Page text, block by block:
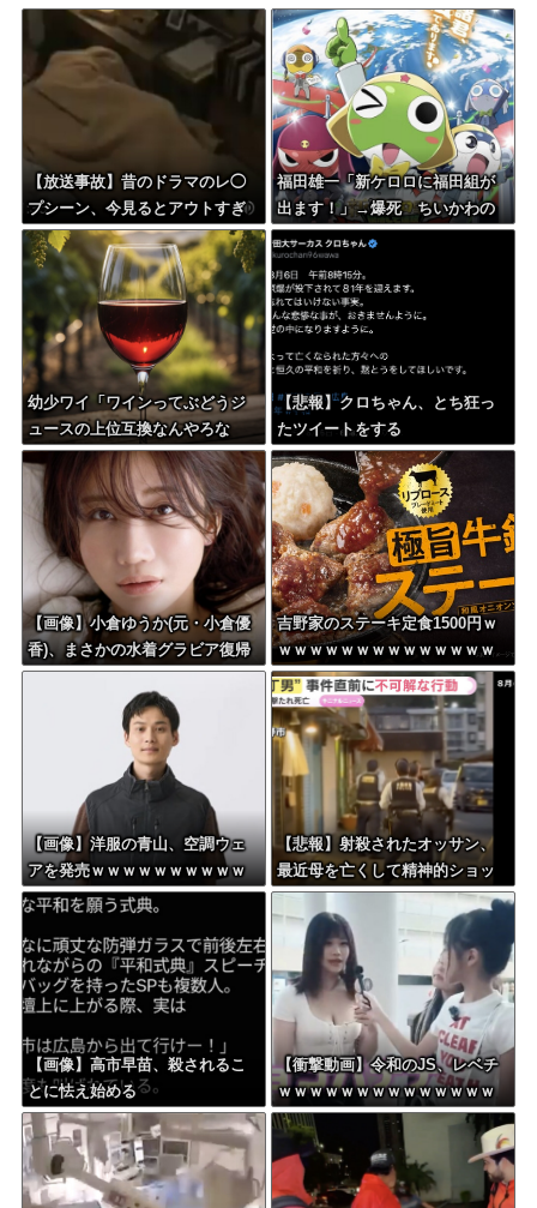
【放送事故】昔のドラマのレ◯
プシーン、今見るとアウトすぎ
る・・・
福田雄一「新ケロロに福田組が
出ます！」→爆死 ちいかわの
監督「原作に忠実に」→爆売れ
幼少ワイ「ワインってぶどうジ
ュースの上位互換なんやろな
ぁ」
【悲報】クロちゃん、とち狂っ
たツイートをする
【画像】小倉ゆうか(元・小倉優
香)、まさかの水着グラビア復帰
ｗｗｗｗｗ
吉野家のステーキ定食1500円ｗ
ｗｗｗｗｗｗｗｗｗｗｗｗｗｗ
ｗｗｗｗ
【画像】洋服の青山、空調ウェ
アを発売ｗｗｗｗｗｗｗｗｗｗ
ｗｗｗｗ
【悲報】射殺されたオッサン、
最近母を亡くして精神的ショッ
クを受けていたと判明・・・
【画像】高市早苗、殺されるこ
とに怯え始める
【衝撃動画】令和のJS、レベチ
ｗｗｗｗｗｗｗｗｗｗｗｗｗｗ
ｗｗｗｗｗｗｗｗｗｗｗｗｗｗ